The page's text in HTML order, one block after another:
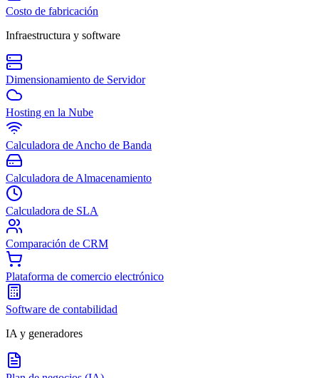
Costo de fabricación
Infraestructura y software
Dimensionamiento de Servidor
Hosting en la Nube
Calculadora de Ancho de Banda
Calculadora de Almacenamiento
Calculadora de SLA
Comparación de CRM
Plataforma de comercio electrónico
Software de contabilidad
IA y generadores